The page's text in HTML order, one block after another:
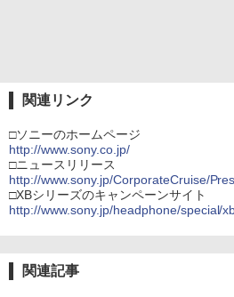
関連リンク
□ソニーのホームページ
http://www.sony.co.jp/
□ニュースリリース
http://www.sony.jp/CorporateCruise/
□XBシリーズのキャンペーンサイト
http://www.sony.jp/headphone/special/
関連記事